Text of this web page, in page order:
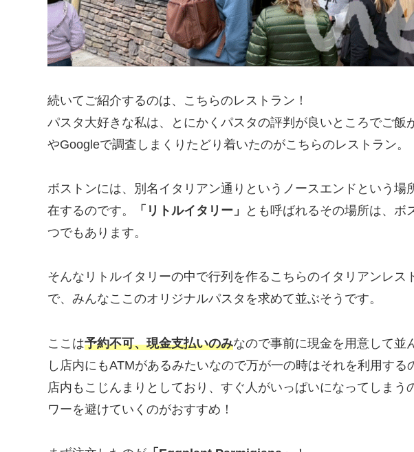
続いてご紹介するのは、こちらのレストラン！
パスタ大好きな私は、とにかくパスタの評判が良いところでご飯
やGoogleで調査しまくりたどり着いたのがこちらのレストラン。
ボストンには、別名イタリアン通りというノースエンドという場
在するのです。
「リトルイタリー」
とも呼ばれるその場所は、ボ
つでもあります。
そんなリトルイタリーの中で行列を作るこちらのイタリアンレス
で、みんなここのオリジナルパスタを求めて並ぶそうです。
ここは予約不可、現金支払いのみなので事前に現金を用意して並
し店内にもATMがあるみたいなので万が一の時はそれを利用する
店内もこじんまりとしており、すぐ人がいっぱいになってしまう
ワーを避けていくのがおすすめ！